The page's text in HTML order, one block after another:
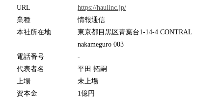
URL
https://haulinc.jp/
業種
情報通信
本社所在地
東京都目黒区青葉台1-14-4 CONTRAL
nakameguro 003
電話番号
-
代表者名
平田 拓嗣
上場
未上場
資本金
1億円